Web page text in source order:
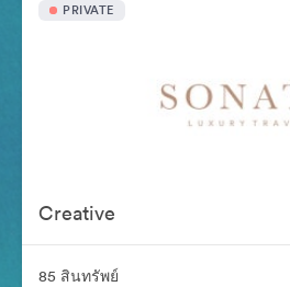
PRIVATE
Creative
85 สินทรัพย์